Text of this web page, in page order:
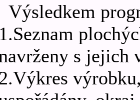
Výsledkem
1.Seznam
s jejich